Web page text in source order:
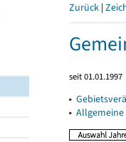
Zurück |
seit 01.01.1997
▸
▸